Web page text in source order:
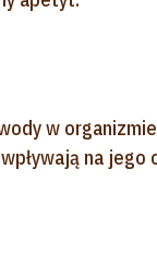
w
na